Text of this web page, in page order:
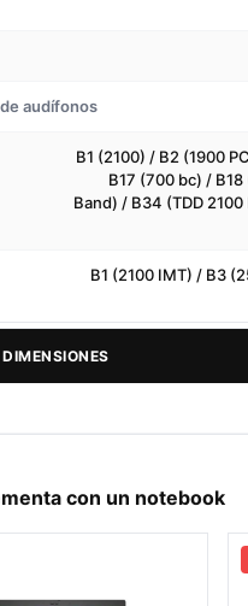
audífonos
B1 (2100) / B2 (1900
B17 (700 bc) /
Band) / B34 (TDD
B1 (2100 IMT) / B3
con un notebook